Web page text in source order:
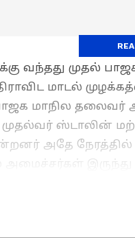
வந்தது முதல்
மாடல்
மாநில
ஸ்டாலின்
அதே
மக்களுக்கு
உள்விளையாட்டு